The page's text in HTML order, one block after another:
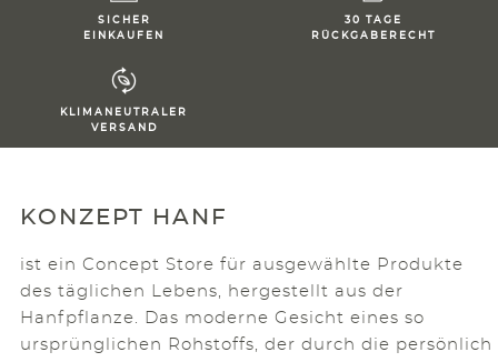
SICHER
EINKAUFEN
30 TAGE
RÜCKGABERECHT
KLIMANEUTRALER
VERSAND
KONZEPT HANF
ist ein Concept Store für ausgewählte Produkte
des täglichen Lebens, hergestellt aus der
Hanfpflanze. Das moderne Gesicht eines so
ursprünglichen Rohstoffs, der durch die persönlich